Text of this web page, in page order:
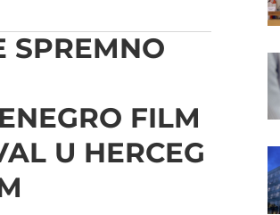
SPREMNO
FILM
U HERCEG